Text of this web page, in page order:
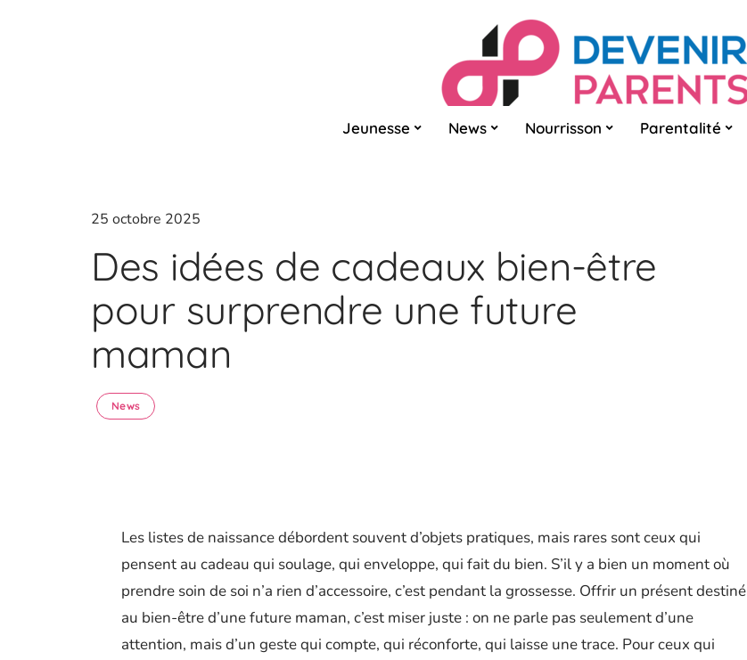
Jeunesse News Nourrisson Parentalité
25 octobre 2025
Des idées de cadeaux bien-être
pour surprendre une future
maman
News
Les listes de naissance débordent souvent d’objets pratiques, mais rares sont ceux qui
pensent au cadeau qui soulage, qui enveloppe, qui fait du bien. S’il y a bien un moment où
prendre soin de soi n’a rien d’accessoire, c’est pendant la grossesse. Offrir un présent destiné
au bien-être d’une future maman, c’est miser juste : on ne parle pas seulement d’une
attention, mais d’un geste qui compte, qui réconforte, qui laisse une trace. Pour ceux qui